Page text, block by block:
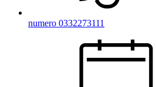
numero 0332273111